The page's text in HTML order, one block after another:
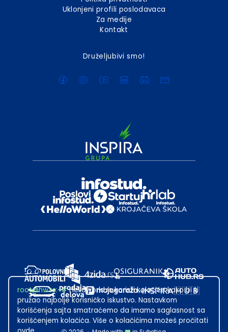
Uklonjeni profili poslodavaca
Za medije
Kontakt
Druželjubivi smo!
root@hw.rs:~#Helloworld.rs koristi kolačiće kako bi ti
pružao najbolje korisničko iskustvo. Nastavkom
korišćenja sajta smatraćemo da imamo saglasnost sa
korišćenjem kolačića. Više o kolačićima možeš pročitati